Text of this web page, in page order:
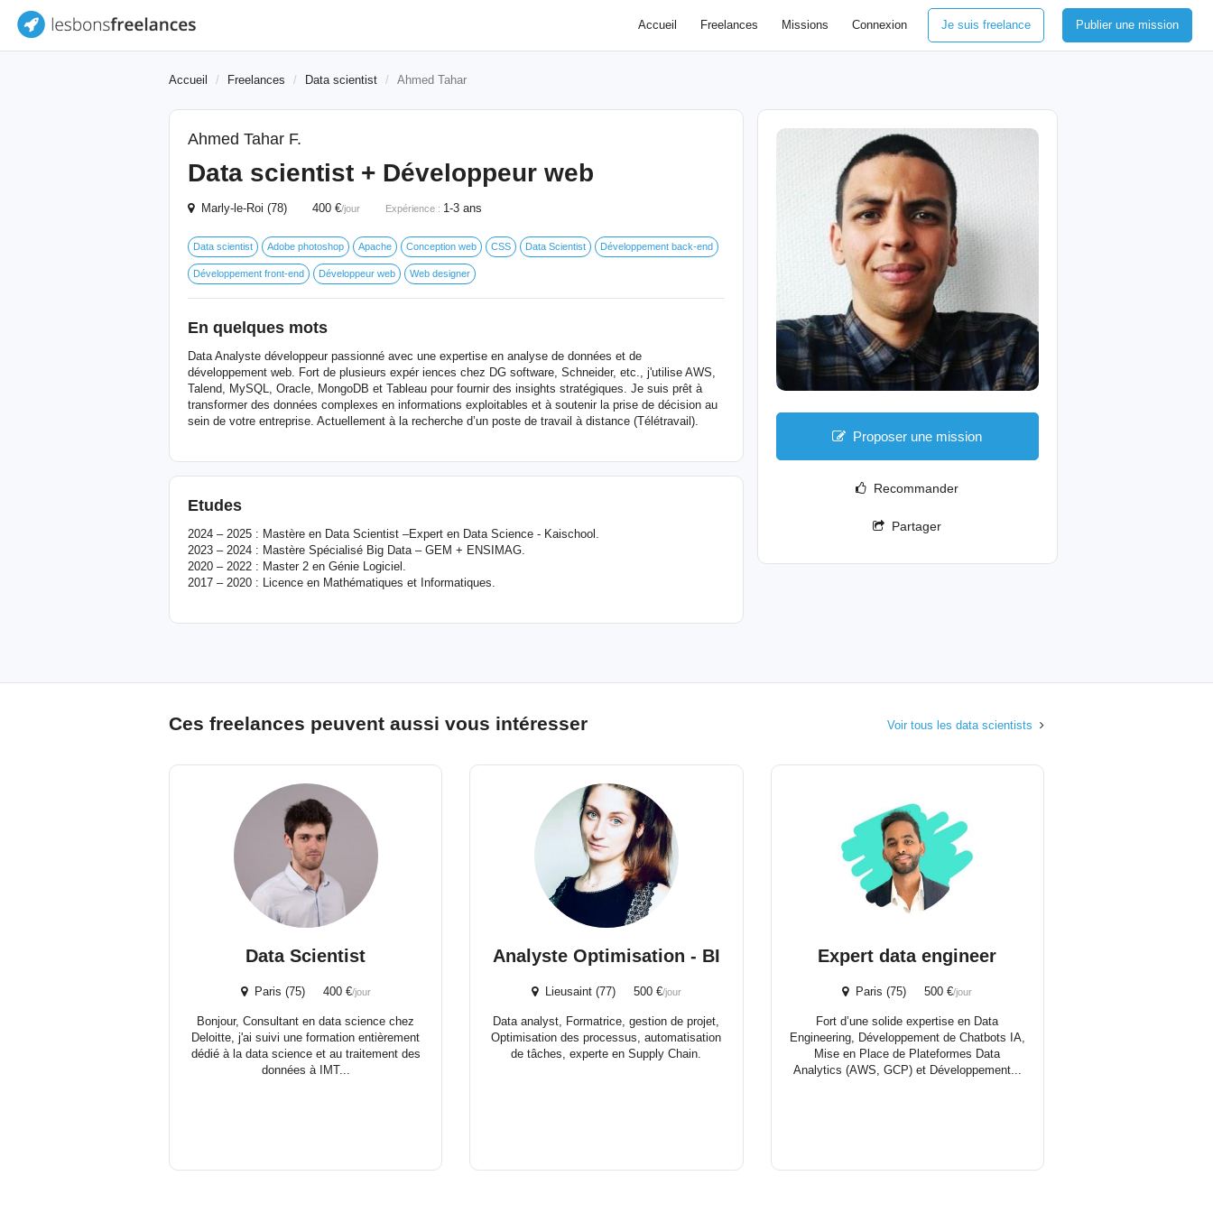
Accueil Freelances Missions Connexion Je suis freelance Publier une mission
Accueil Freelances Data scientist Ahmed Tahar
Ahmed Tahar F.
Data scientist + Développeur web
Marly-le-Roi (78) 400 €/jour Expérience : 1-3 ans
Data scientist Adobe photoshop Apache Conception web CSS Data Scientist Développement back-end
Développement front-end Développeur web Web designer
En quelques mots
Data Analyste développeur passionné avec une expertise en analyse de données et de
développement web. Fort de plusieurs expér iences chez DG software, Schneider, etc., j'utilise AWS,
Talend, MySQL, Oracle, MongoDB et Tableau pour fournir des insights stratégiques. Je suis prêt à
transformer des données complexes en informations exploitables et à soutenir la prise de décision au
sein de votre entreprise. Actuellement à la recherche d’un poste de travail à distance (Télétravail).
Etudes
2024 – 2025 : Mastère en Data Scientist –Expert en Data Science - Kaischool.
2023 – 2024 : Mastère Spécialisé Big Data – GEM + ENSIMAG.
2020 – 2022 : Master 2 en Génie Logiciel.
2017 – 2020 : Licence en Mathématiques et Informatiques.
Proposer une mission
Recommander
Partager
Ces freelances peuvent aussi vous intéresser Voir tous les data scientists
Data Scientist
Paris (75) 400 €/jour
Bonjour, Consultant en data science chez
Deloitte, j'ai suivi une formation entièrement
dédié à la data science et au traitement des
données à IMT...
Analyste Optimisation - BI
Lieusaint (77) 500 €/jour
Data analyst, Formatrice, gestion de projet,
Optimisation des processus, automatisation
de tâches, experte en Supply Chain.
Expert data engineer
Paris (75) 500 €/jour
Fort d’une solide expertise en Data
Engineering, Développement de Chatbots IA,
Mise en Place de Plateformes Data
Analytics (AWS, GCP) et Développement...